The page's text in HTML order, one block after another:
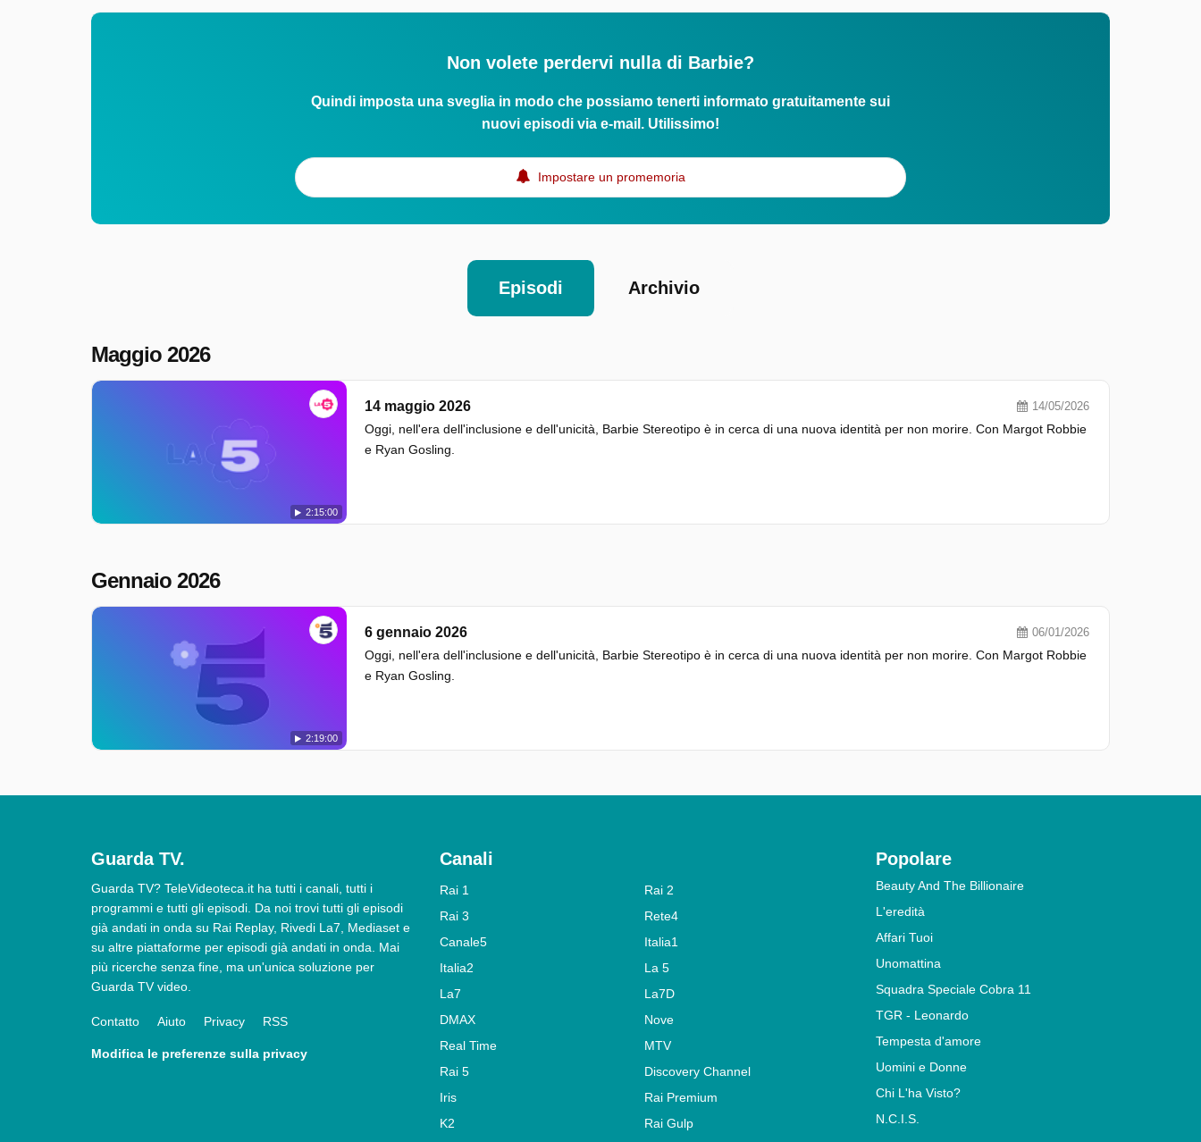
Non volete perdervi nulla di Barbie?
Quindi imposta una sveglia in modo che possiamo tenerti informato gratuitamente sui
nuovi episodi via e-mail. Utilissimo!
Impostare un promemoria
Episodi Archivio
Maggio 2026
2:15:00
14 maggio 2026 14/05/2026
Oggi, nell'era dell'inclusione e dell'unicità, Barbie Stereotipo è in cerca di una nuova identità per non morire. Con Margot Robbie
e Ryan Gosling.
Gennaio 2026
2:19:00
6 gennaio 2026 06/01/2026
Oggi, nell'era dell'inclusione e dell'unicità, Barbie Stereotipo è in cerca di una nuova identità per non morire. Con Margot Robbie
e Ryan Gosling.
Guarda TV.
Guarda TV? TeleVideoteca.it ha tutti i canali, tutti i
programmi e tutti gli episodi. Da noi trovi tutti gli episodi
già andati in onda su Rai Replay, Rivedi La7, Mediaset e
su altre piattaforme per episodi già andati in onda. Mai
più ricerche senza fine, ma un'unica soluzione per
Guarda TV video.
Contatto Aiuto Privacy RSS
Modifica le preferenze sulla privacy
Canali
Rai 1
Rai 2
Rai 3
Rete4
Canale5
Italia1
Italia2
La 5
La7
La7D
DMAX
Nove
Real Time
MTV
Rai 5
Discovery Channel
Iris
Rai Premium
K2
Rai Gulp
Popolare
Beauty And The Billionaire
L'eredità
Affari Tuoi
Unomattina
Squadra Speciale Cobra 11
TGR - Leonardo
Tempesta d'amore
Uomini e Donne
Chi L'ha Visto?
N.C.I.S.